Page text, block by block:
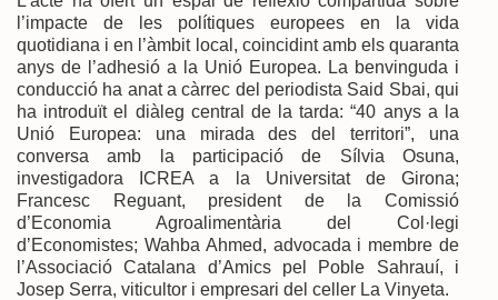
l’impacte de les polítiques europees en la vida
quotidiana i en l’àmbit local, coincidint amb els quaranta
anys de l’adhesió a la Unió Europea. La benvinguda i
conducció ha anat a càrrec del periodista Said Sbai, qui
ha introduït el diàleg central de la tarda: “40 anys a la
Unió Europea: una mirada des del territori”, una
conversa amb la participació de Sílvia Osuna,
investigadora ICREA a la Universitat de Girona;
Francesc Reguant, president de la Comissió
d’Economia Agroalimentària del Col·legi
d’Economistes; Wahba Ahmed, advocada i membre de
l’Associació Catalana d’Amics pel Poble Sahrauí, i
Josep Serra, viticultor i empresari del celler La Vinyeta.